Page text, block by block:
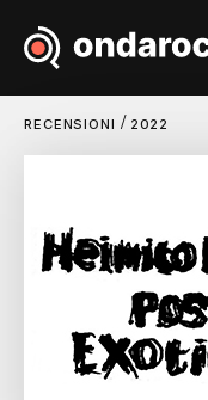
RECENSIONI / 2022